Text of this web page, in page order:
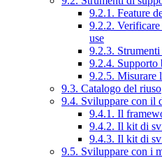
9.2.1. Feature
9.2.2.
use
9.2.3. Strumenti
9.2.4. Supporto
9.2.5. Misurare
9.3. Catalogo del riuso
9.4. Sviluppare con il
9.4.1. Il
9.4.2. Il kit di
9.4.3. Il kit di
9.5. Sviluppare con i